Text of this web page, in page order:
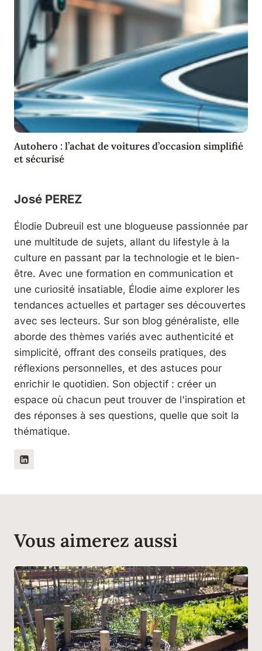
Autohero : l’achat de voitures d’occasion simplifié
et sécurisé
José PEREZ
Élodie Dubreuil est une blogueuse passionnée par
une multitude de sujets, allant du lifestyle à la
culture en passant par la technologie et le bien-
être. Avec une formation en communication et
une curiosité insatiable, Élodie aime explorer les
tendances actuelles et partager ses découvertes
avec ses lecteurs. Sur son blog généraliste, elle
aborde des thèmes variés avec authenticité et
simplicité, offrant des conseils pratiques, des
réflexions personnelles, et des astuces pour
enrichir le quotidien. Son objectif : créer un
espace où chacun peut trouver de l'inspiration et
des réponses à ses questions, quelle que soit la
thématique.
Vous aimerez aussi